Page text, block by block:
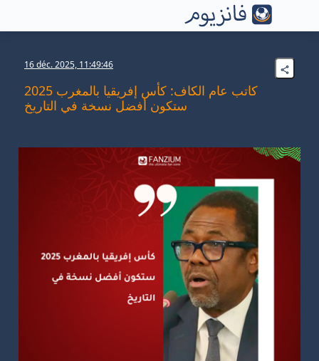
16 déc. 2025, 11:49:46
كاتب عام الكاف: كأس إفريقيا بالمغرب 2025
ستكون أفضل نسخة في التاريخ